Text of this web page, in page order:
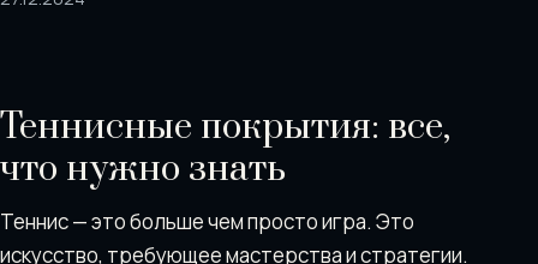
Теннисные покрытия: все,
что нужно знать
Теннис — это больше чем просто игра. Это
искусство, требующее мастерства и стратегии.